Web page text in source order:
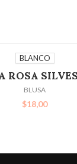
OPCIONES
BLANCO
ROSA
BLUSA
$18,00